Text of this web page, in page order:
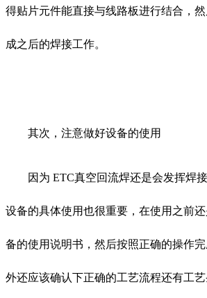
得贴片元件能直接与线路板进行结合，
成之后的焊接工作。
其次，注意做好设备的使用
因为 ETC真空回流焊还是会发挥焊接
设备的具体使用也很重要，在使用之前
备的使用说明书，然后按照正确的操作
外还应该确认下正确的工艺流程还有工